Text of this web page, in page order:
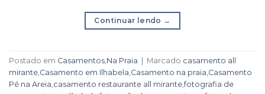
Continuar lendo →
Postado em Casamentos Na Praia Marcado casamento all
mirante Casamento em Ilhabela Casamento na praia Casamento
Pé na Areia casamento restaurante all mirante,fotografia de